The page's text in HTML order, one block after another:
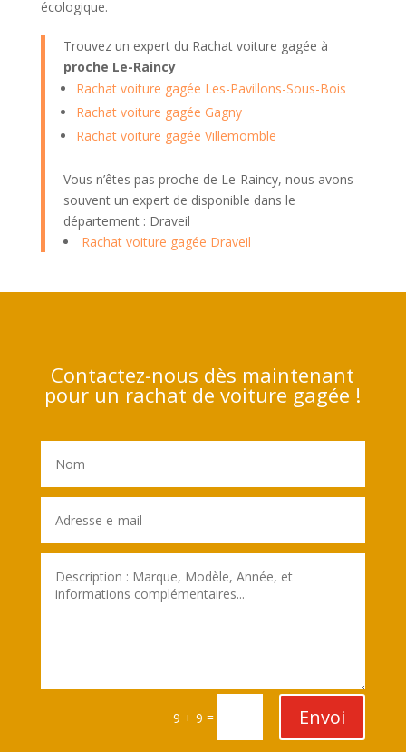
écologique.
Trouvez un expert du Rachat voiture gagée à
proche Le-Raincy
Rachat voiture gagée Les-Pavillons-Sous-Bois
Rachat voiture gagée Gagny
Rachat voiture gagée Villemomble
Vous n’êtes pas proche de Le-Raincy, nous avons
souvent un expert de disponible dans le
département : Draveil
Rachat voiture gagée Draveil
Contactez-nous dès maintenant
pour un rachat de voiture gagée !
9 + 9 = Envoi